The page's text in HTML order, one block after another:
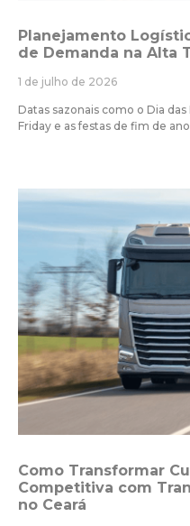
Planejamento
de Demanda na Alta
1 de julho de 2026
Datas sazonais como o Dia
Friday e as festas de fim de
Como Transformar
Competitiva com
no Ceará